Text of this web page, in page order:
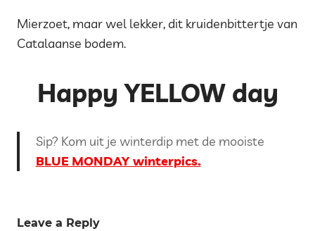
Mierzoet, maar wel lekker, dit kruidenbittertje van
Catalaanse bodem.
Happy YELLOW day
Sip? Kom uit je winterdip met de mooiste
BLUE MONDAY winterpics.
TARRAGONA
Leave a Reply